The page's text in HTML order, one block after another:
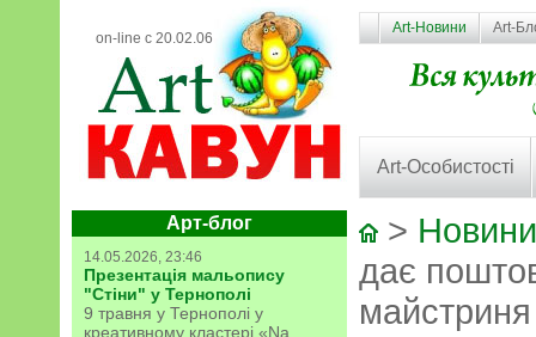
on-line с 20.02.06
Art-Новини Art-
Art-Особистості
Арт-блог
14.05.2026, 23:46
Презентація мальопису
"Стіни" у Тернополі
9 травня у Тернополі у
креативному кластері «Na
>
дає